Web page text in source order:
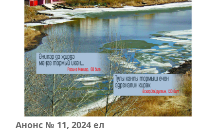
Анонс № 11, 2024 ел